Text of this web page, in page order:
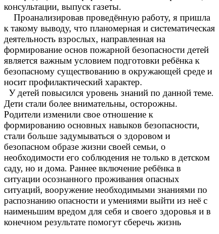
консультации, выпуск газеты.
Проанализировав проведённую работу, я пришла
к такому выводу, что планомерная и систематическая
деятельность взрослых, направленная на
формирование основ пожарной безопасности детей
является важным условием подготовки ребёнка к
безопасному существованию в окружающей среде и
носит профилактический характер.
У детей повысился уровень знаний по данной теме.
Дети стали более внимательны, осторожны.
Родители изменили свое отношение к
формированию основных навыков безопасности,
стали больше задумываться о здоровом и
безопасном образе жизни своей семьи, о
необходимости его соблюдения не только в детском
саду, но и дома. Раннее включение ребёнка в
ситуации осознанного проживания опасных
ситуаций, вооружение необходимыми знаниями по
распознанию опасности и умениями выйти из неё с
наименьшим вредом для себя и своего здоровья и в
конечном результате помогут сберечь жизнь